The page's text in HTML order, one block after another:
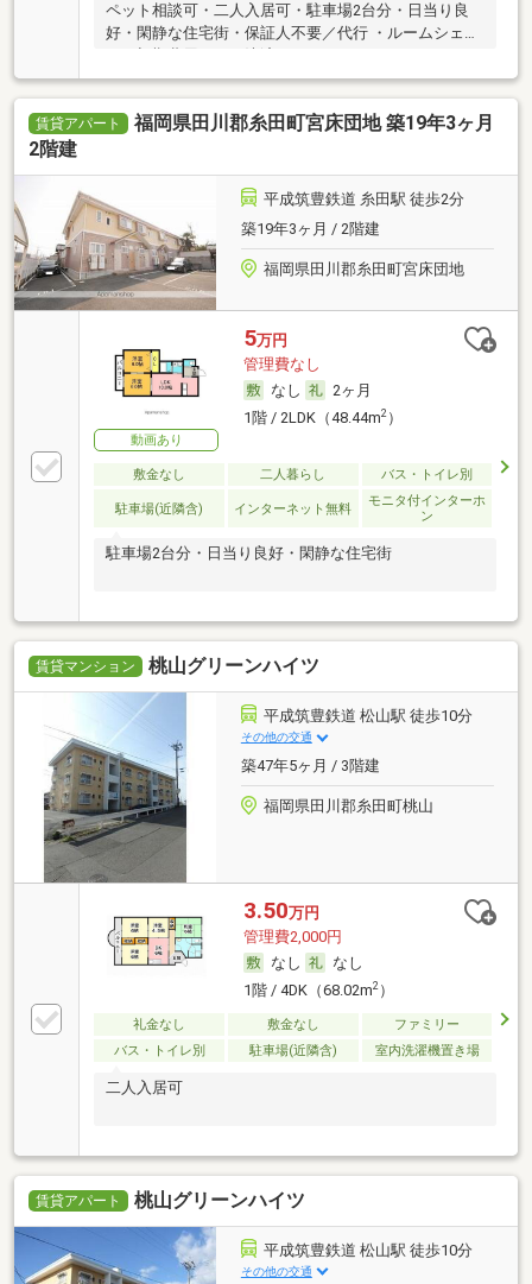
ペット相談可・二人入居可・駐車場2台分・日当り良
好・閑静な住宅街・保証人不要／代行 ・ルームシェア
賃貸アパート
福岡県田川郡糸田町宮床団地 築19年3ヶ月
2階建
平成筑豊鉄道 糸田駅 徒歩2分
築19年3ヶ月 / 2階建
福岡県田川郡糸田町宮床団地
動画あり
5万円
管理費なし
なし
2ヶ月
1階 / 2LDK（48.44m2）
敷金なし 二人暮らし バス・トイレ別
駐車場(近隣含) インターネット無料
モニタ付インターホ
ン
駐車場2台分・日当り良好・閑静な住宅街
賃貸マンション 桃山グリーンハイツ
平成筑豊鉄道 松山駅 徒歩10分
その他の交通
築47年5ヶ月 / 3階建
福岡県田川郡糸田町桃山
3.50万円
管理費2,000円
なし
なし
1階 / 4DK（68.02m2）
礼金なし 敷金なし
ファミリー
バス・トイレ別
駐車場(近隣含) 室内洗濯機置き場
二人入居可
賃貸アパート 桃山グリーンハイツ
平成筑豊鉄道 松山駅 徒歩10分
その他の交通